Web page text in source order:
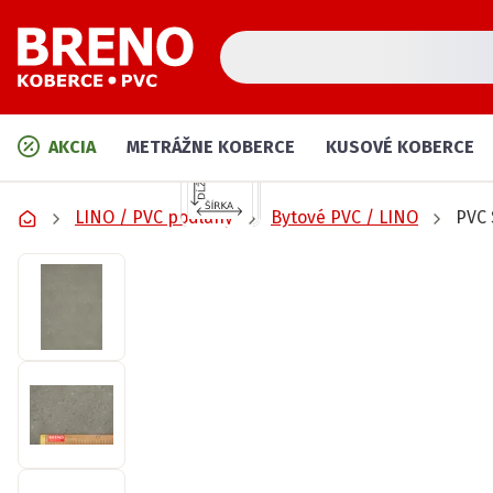
AKCIA METRÁŽNE KOBERCE KUSOVÉ KOBERCE
LINO / PVC podlahy Bytové PVC / LINO